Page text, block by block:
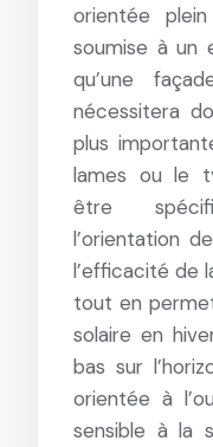
orientée
soumise à un
qu’une
nécessitera
plus
lames ou le
être
l’orientation
l’efficacité de
tout en
solaire en
bas sur
orientée à
sensible à la